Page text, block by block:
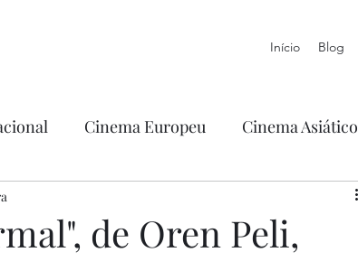
Início Blog
Cinema Europeu Cinema Asiático
de Oren Peli,